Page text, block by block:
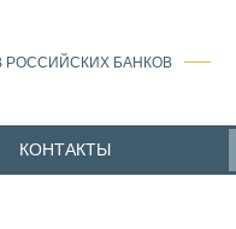
БАНКОВ
КОНТАКТЫ